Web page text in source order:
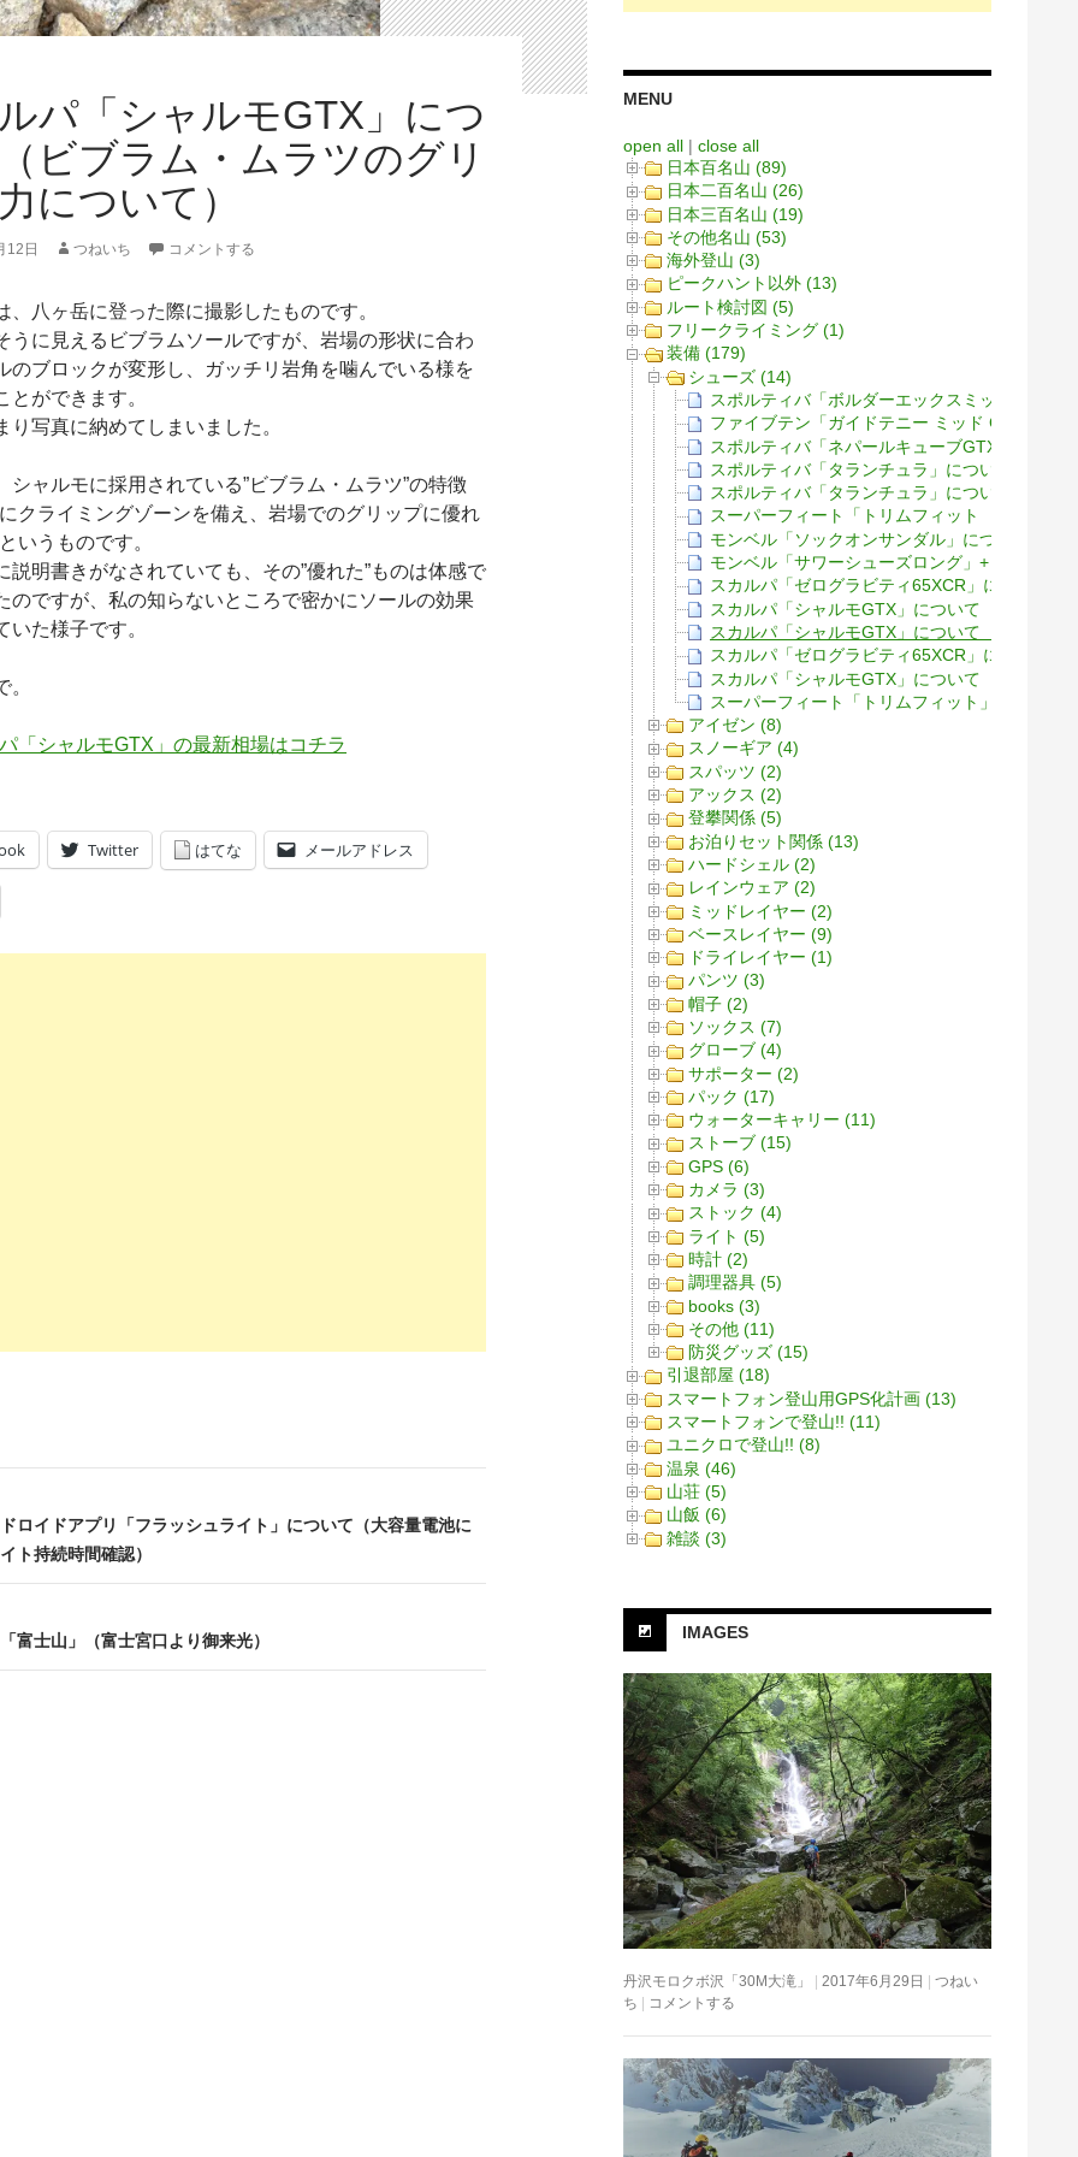
パ「シャルモGTX」につ
ビブラム・ムラツのグリ
について）
12日 つねいち コメントする
、八ヶ岳に登った際に撮影したものです。
うに見えるビブラムソールですが、岩場の形状に合わ
のブロックが変形し、ガッチリ岩角を噛んでいる様を
とができます。
り写真に納めてしまいました。
シャルモに採用されている”ビブラム・ムラツ”の特徴
クライミングゾーンを備え、岩場でのグリップに優れ
いうものです。
説明書きがなされていても、その”優れた”ものは体感で
のですが、私の知らないところで密かにソールの効果
いた様子です。
。
「シャルモGTX」の最新相場はコチラ
Twitter はてな メールアドレス
ロイドアプリ「フラッシュライト」について（大容量電池に
ト持続時間確認）
富士山」（富士宮口より御来光）
MENU
open all | close all
日本百名山 (89)
日本二百名山 (26)
日本三百名山 (19)
その他名山 (53)
海外登山 (3)
ピークハント以外 (13)
ルート検討図 (5)
フリークライミング (1)
装備 (179)
シューズ (14)
スポルティバ「ボルダーエックスミッドGTX」
ファイブテン「ガイドテニー ミッド GORE-
スポルティバ「ネパールキューブGTX」につい
スポルティバ「タランチュラ」について（クラ
スポルティバ「タランチュラ」について
スーパーフィート「トリムフィット レッドホ
モンベル「ソックオンサンダル」について（概
モンベル「サワーシューズロング」+「ウイッ
スカルパ「ゼログラビティ65XCR」について（
スカルパ「シャルモGTX」について（使用経過
スカルパ「シャルモGTX」について（ビブラム
スカルパ「ゼログラビティ65XCR」について（
スカルパ「シャルモGTX」について（概要）
スーパーフィート「トリムフィット」（グリー
アイゼン (8)
スノーギア (4)
スパッツ (2)
アックス (2)
登攀関係 (5)
お泊りセット関係 (13)
ハードシェル (2)
レインウェア (2)
ミッドレイヤー (2)
ベースレイヤー (9)
ドライレイヤー (1)
パンツ (3)
帽子 (2)
ソックス (7)
グローブ (4)
サポーター (2)
パック (17)
ウォーターキャリー (11)
ストーブ (15)
GPS (6)
カメラ (3)
ストック (4)
ライト (5)
時計 (2)
調理器具 (5)
books (3)
その他 (11)
防災グッズ (15)
引退部屋 (18)
スマートフォン登山用GPS化計画 (13)
スマートフォンで登山!! (11)
ユニクロで登山!! (8)
温泉 (46)
山荘 (5)
山飯 (6)
雑談 (3)
IMAGES
丹沢モロクボ沢「30M大滝」 2017年6月29日
つねい
ち
コメントする